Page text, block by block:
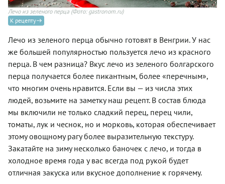
Лечо из зеленого перца (Фото: gastronom.ru)
К рецепту
Лечо из зеленого перца обычно готовят в Венгрии. У нас
же большей популярностью пользуется лечо из красного
перца. В чем разница? Вкус лечо из зеленого болгарского
перца получается более пикантным, более «перечным»,
что многим очень нравится. Если вы — из числа этих
людей, возьмите на заметку наш рецепт. В состав блюда
мы включили не только сладкий перец, перец чили,
томаты, лук и чеснок, но и морковь, которая обеспечивает
этому овощному рагу более выразительную текстуру.
Закатайте на зиму несколько баночек с лечо, и тогда в
холодное время года у вас всегда под рукой будет
отличная закуска или вкусное дополнение к горячему.